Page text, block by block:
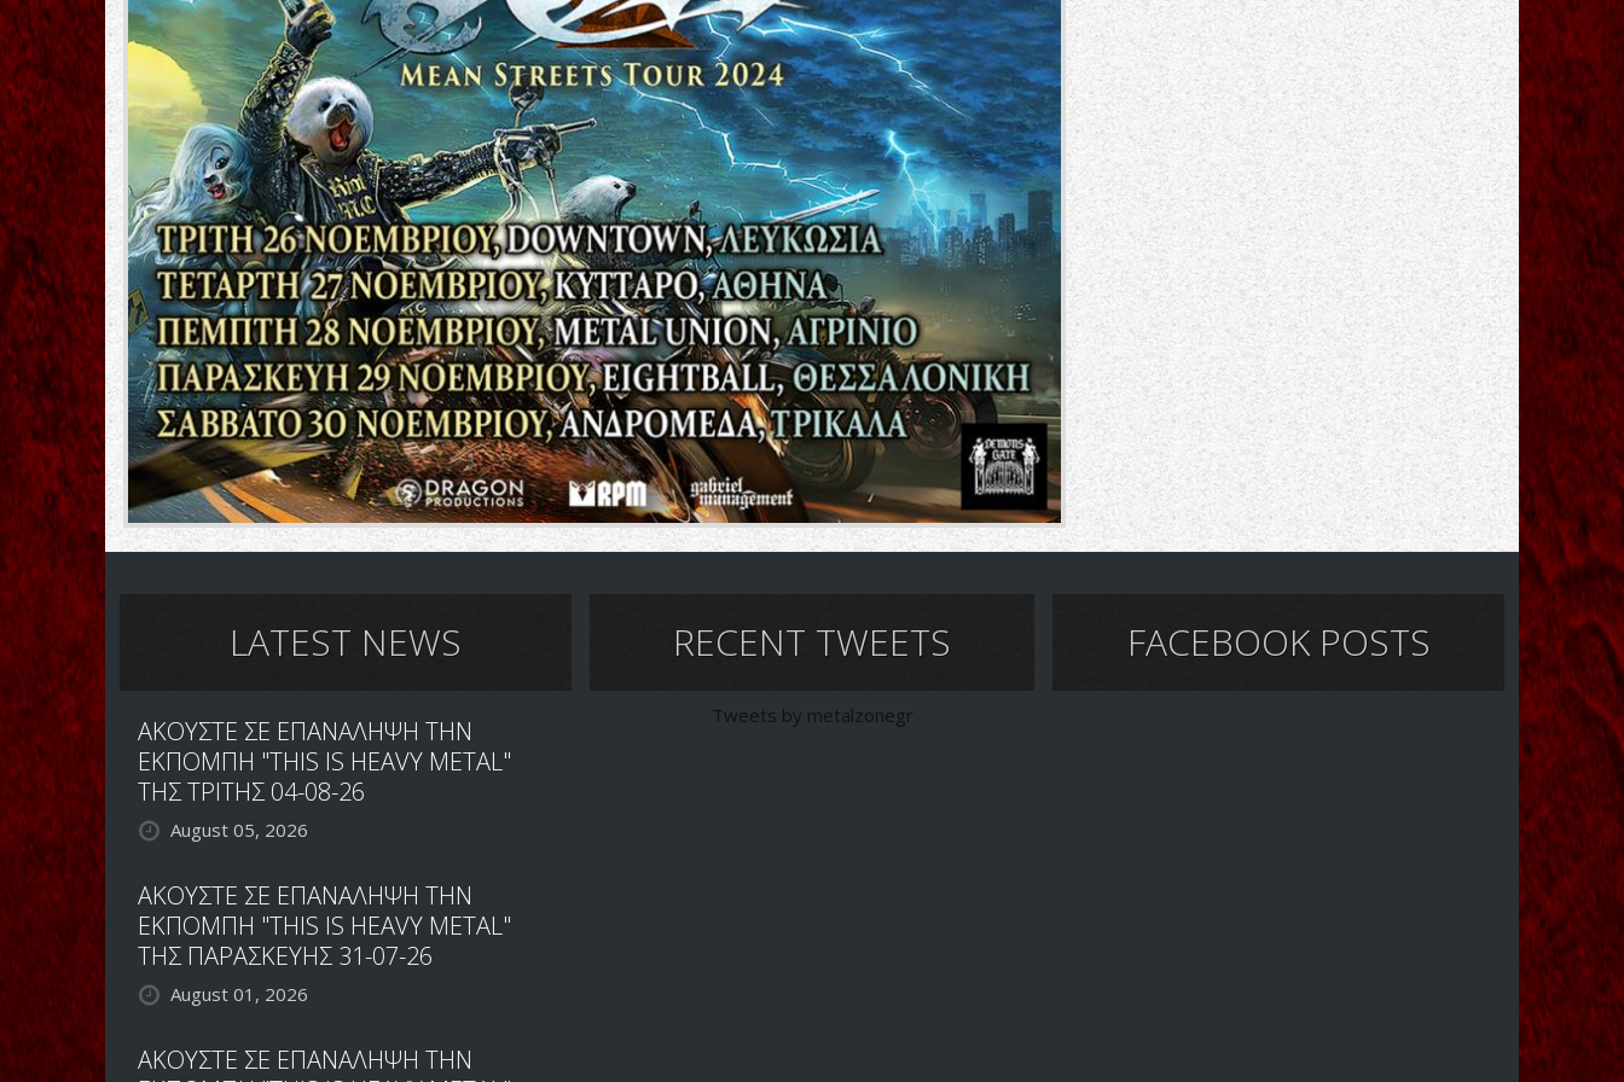
LATEST NEWS
ΑΚΟΥΣΤΕ ΣΕ ΕΠΑΝΑΛΗΨΗ ΤΗΝ
ΕΚΠΟΜΠΗ "THIS IS HEAVY METAL"
ΤΗΣ ΤΡΙΤΗΣ 04-08-26
August 05, 2026
ΑΚΟΥΣΤΕ ΣΕ ΕΠΑΝΑΛΗΨΗ ΤΗΝ
ΕΚΠΟΜΠΗ "THIS IS HEAVY METAL"
ΤΗΣ ΠΑΡΑΣΚΕΥΗΣ 31-07-26
August 01, 2026
ΑΚΟΥΣΤΕ ΣΕ ΕΠΑΝΑΛΗΨΗ ΤΗΝ
RECENT TWEETS
Tweets by metalzonegr
FACEBOOK POSTS